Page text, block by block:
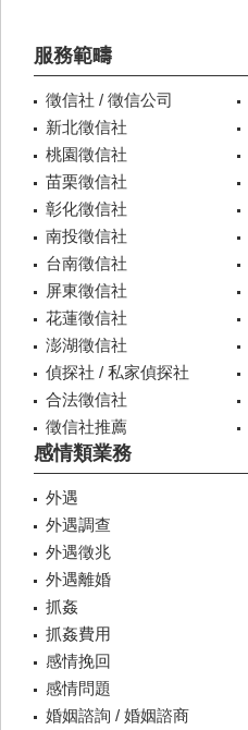
服務範疇
徵信社 / 徵信公司
新北徵信社
桃園徵信社
苗栗徵信社
彰化徵信社
南投徵信社
台南徵信社
屏東徵信社
花蓮徵信社
澎湖徵信社
偵探社 / 私家偵探社
合法徵信社
徵信社推薦
感情類業務
外遇
外遇調查
外遇徵兆
外遇離婚
抓姦
抓姦費用
感情挽回
感情問題
婚姻諮詢 / 婚姻諮商